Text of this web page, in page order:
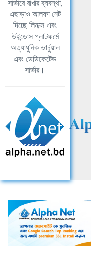
সার্ভারে রাখার ব্যবস্থা,
এছাড়াও আলফা নেট
দিচ্ছে লিনাক্স এবং
উইন্ডোস প্লাটফর্মে
অত্যাধুনিক ভার্চুয়াল
এবং ডেডিকেটেড
সার্ভার।